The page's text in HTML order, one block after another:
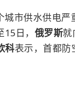
城市供水供电严
日， 俄罗斯就
科表示，首都防